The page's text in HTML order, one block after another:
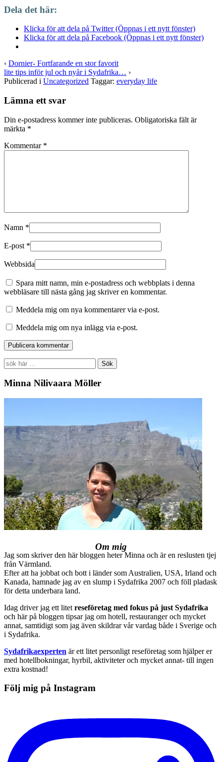
Dela det här:
Klicka för att dela på Twitter (Öppnas i ett nytt fönster)
Klicka för att dela på Facebook (Öppnas i ett nytt fönster)
‹ Dornier- Fortfarande en stor favorit
lite tips inför jul och nyår i Sydafrika… ›
Publicerad i Uncategorized Taggar: everyday life
Lämna ett svar
Din e-postadress kommer inte publiceras. Obligatoriska fält är
märkta *
Kommentar *
Namn *
E-post *
Webbsida
Spara mitt namn, min e-postadress och webbplats i denna
webbläsare till nästa gång jag skriver en kommentar.
Meddela mig om nya kommentarer via e-post.
Meddela mig om nya inlägg via e-post.
Search
for:
Minna Nilivaara Möller
Om mig
Jag som skriver den här bloggen heter Minna och är en reslusten tjej
från Värmland.
Efter att ha jobbat och bott i länder som Australien, USA, Irland och
Kanada, hamnade jag av en slump i Sydafrika 2007 och föll pladask
för detta underbara land.
Idag driver jag ett litet reseföretag med fokus på just Sydafrika
och här på bloggen tipsar jag om hotell, restauranger och mycket
annat, samtidigt som jag även skildrar vår vardag både i Sverige och
i Sydafrika.
Sydafrikaexperten är ett litet personligt reseföretag som hjälper er
med hotellbokningar, hyrbil, aktiviteter och mycket annat- till ingen
extra kostnad!
Följ mig på Instagram